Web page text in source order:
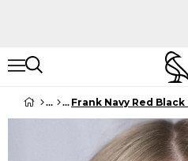
Frank Navy Red